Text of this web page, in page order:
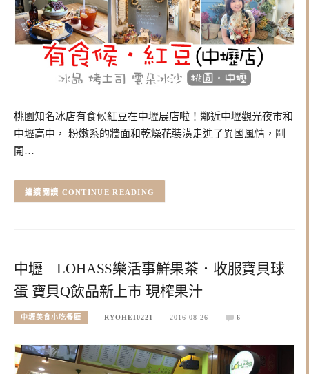
桃園知名冰店有食候紅豆在中壢展店啦！鄰近中壢觀光夜市和
中壢高中， 粉嫩系的牆面和乾燥花裝潢走進了異國風情，剛
開…
CONTINUE READING
中壢｜LOHASS樂活事鮮果茶．收服寶貝球
蛋 寶貝Q飲品新上市 現榨果汁
中壢美食小吃餐廳 RYOHEI0221 2016-08-26 6